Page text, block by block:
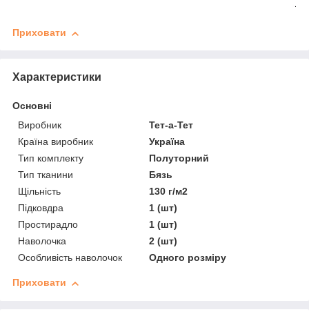
Приховати
Характеристики
Основні
Виробник
Тет-а-Тет
Країна виробник
Україна
Тип комплекту
Полуторний
Тип тканини
Бязь
Щільність
130 г/м2
Підковдра
1 (шт)
Простирадло
1 (шт)
Наволочка
2 (шт)
Особливість наволочок
Одного розміру
Приховати